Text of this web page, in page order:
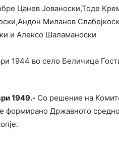
Цанев Јованоски,Тоде
Миланов
и Алексо Шаламаноски
1944 во село Беличица
1949.- Со решение на
формирано Државното